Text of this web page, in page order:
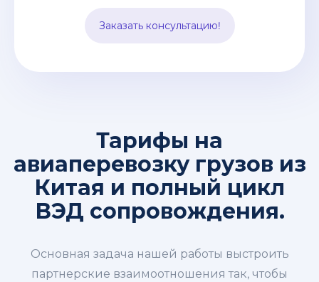
Заказать консультацию!
себя.
Тарифы на
авиаперевозку грузов из
Китая и полный цикл
ВЭД сопровождения.
Основная задача нашей работы выстроить
партнерские взаимоотношения так, чтобы